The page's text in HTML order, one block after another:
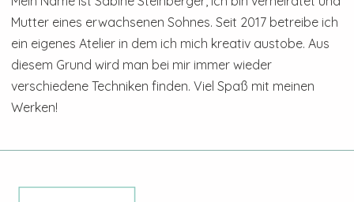
Mutter eines erwachsenen Sohnes. Seit 2017 betreibe ich
ein eigenes Atelier in dem ich mich kreativ austobe. Aus
diesem Grund wird man bei mir immer wieder
verschiedene Techniken finden. Viel Spaß mit meinen
Werken!